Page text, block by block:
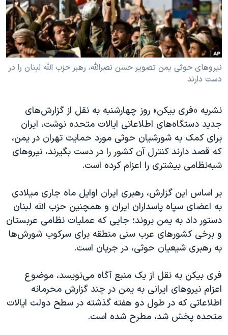
فرهنگ و زندگی
حقوق شهروندی
اقتصادی
علم و فناوری
اسرائیل در جنگ
آرشیو پخش زنده
مستندها
انتخابات ریاست جمهوری آمریکا ۲۰۲۴
حمله جمهوری اسلامی به اسرائیل
رمز مهسا
ورزش زنان در ایران
مجموعه مستندهای دادخواهی
تریبونال مردمی آبان ۹۸
دادگاه حمید نوری
قانون شفافیت دارائی کادر رهبری ایران
اعتراضات مردمی آبان ۹۸
اسرائیل در جنگ
نرگس محمدی برنده جایزه نوبل صلح
صفحه‌های ویژه
سفر پرزیدنت ترامپ به چین
دنبال کنید
زبانهای مختلف
نیروهای حوثی یمن تصویر حسن نصرالله، رهبر حزب الله لبنان را در
دست دارند
نشریه «فری بیکن» روز چهارشنبه به نقل از گزارش‌های
جدید دستگاه‌های اطلاعاتی ایالات متحده نوشت، ایران
برای کمک به شورشیان حوثی مورد حمایت تهران در یمن،
که قصد دارند کنترل آن کشور را در دست بگیرند، نیروهای
شبه‌نظامی بیشتری را اعزام کرده است.
بر اساس این گزارش، رهبری ایران اوایل ماه جاری میلادی
به اعضای سپاه پاسداران ایران و همچنین حزب الله لبنان
دستور داد به یمن بروند؛ جایی که عملیات نظامی عربستان
و برخی کشورهای عرب سنی منطقه برای سرکوب شورش‌ها
به رهبری شیعیان حوثی، در جریان است.
فری بیکن به نقل از یک منبع آگاه می‌نویسد، موضوع
اعزام نیروهای ایرانی به یمن در چند گزارش محرمانه
اطلاعاتی که در طول دو هفته گذشته در سطح دولت ایالات
متحده پخش شد، مطرح شده است.